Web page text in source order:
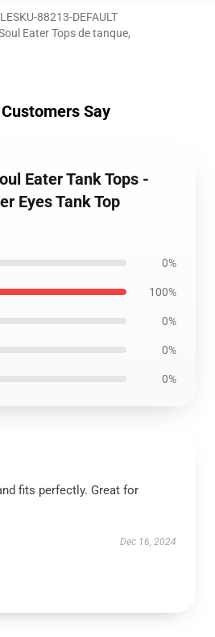
88213-DEFAULT
Eater Tops de tanque,
Say
Eater Tank Tops -
Eyes Tank Top
0%
100%
0%
0%
0%
fits perfectly. Great for
Dec 16, 2024